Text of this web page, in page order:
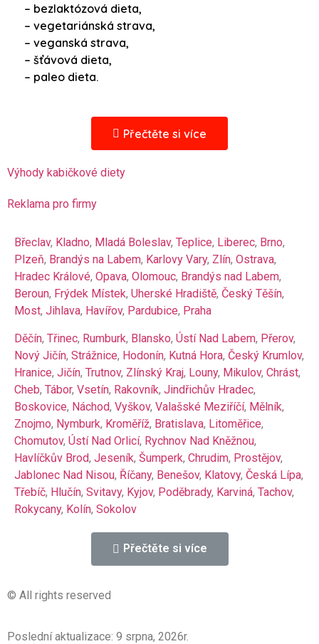
– bezlaktózová dieta,
– vegetariánská strava,
– veganská strava,
– šťávová dieta,
– paleo dieta.
Přečtěte si více
Výhody kabičkové diety
Reklama pro firmy
Břeclav, Kladno, Mladá Boleslav, Teplice, Liberec, Brno,
Plzeň, Brandýs na Labem, Karlovy Vary, Zlín, Ostrava,
Hradec Králové, Opava, Olomouc, Brandýs nad Labem,
Beroun, Frýdek Místek, Uherské Hradiště, Český Těšín,
Most, Jihlava, Havířov, Pardubice, Praha
Děčín, Třinec, Rumburk, Blansko, Ústí Nad Labem, Přerov,
Nový Jičín, Strážnice, Hodonín, Kutná Hora, Český Krumlov,
Hranice, Jičín, Trutnov, Zlínský Kraj, Louny, Mikulov, Chrást,
Cheb, Tábor, Vsetín, Rakovník, Jindřichův Hradec,
Boskovice, Náchod, Vyškov, Valašské Meziříčí, Mělník,
Znojmo, Nymburk, Kroměříž, Bratislava, Litoměřice,
Chomutov, Ústí Nad Orlicí, Rychnov Nad Kněžnou,
Havlíčkův Brod, Jeseník, Šumperk, Chrudim, Prostějov,
Jablonec Nad Nisou, Říčany, Benešov, Klatovy, Česká Lípa,
Třebíč, Hlučín, Svitavy, Kyjov, Poděbrady, Karviná, Tachov,
Rokycany, Kolín, Sokolov
Přečtěte si více
© All rights reserved
Poslední aktualizace: 9 srpna, 2026r.